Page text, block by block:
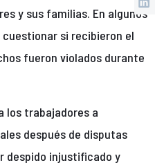
y sus familias. En algunos
si recibieron el
fueron violados durante
los trabajadores a
después de disputas
despido injustificado y